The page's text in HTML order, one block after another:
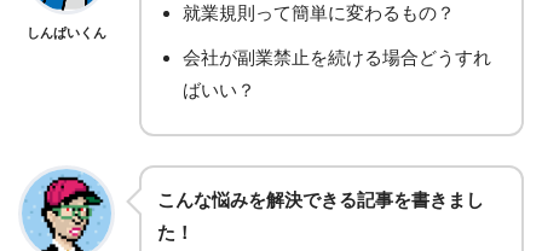
しんぱいくん
就業規則って簡単に変わるもの？
会社が副業禁止を続ける場合どうすれ
ばいい？
こんな悩みを解決できる記事を書きまし
た！